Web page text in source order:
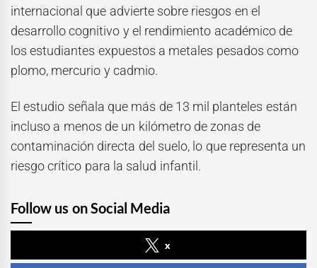
internacional que advierte sobre riesgos en el
desarrollo cognitivo y el rendimiento académico de
los estudiantes expuestos a metales pesados como
plomo, mercurio y cadmio.
El estudio señala que más de 13 mil planteles están
incluso a menos de un kilómetro de zonas de
contaminación directa del suelo, lo que representa un
riesgo crítico para la salud infantil.
Follow us on Social Media
x